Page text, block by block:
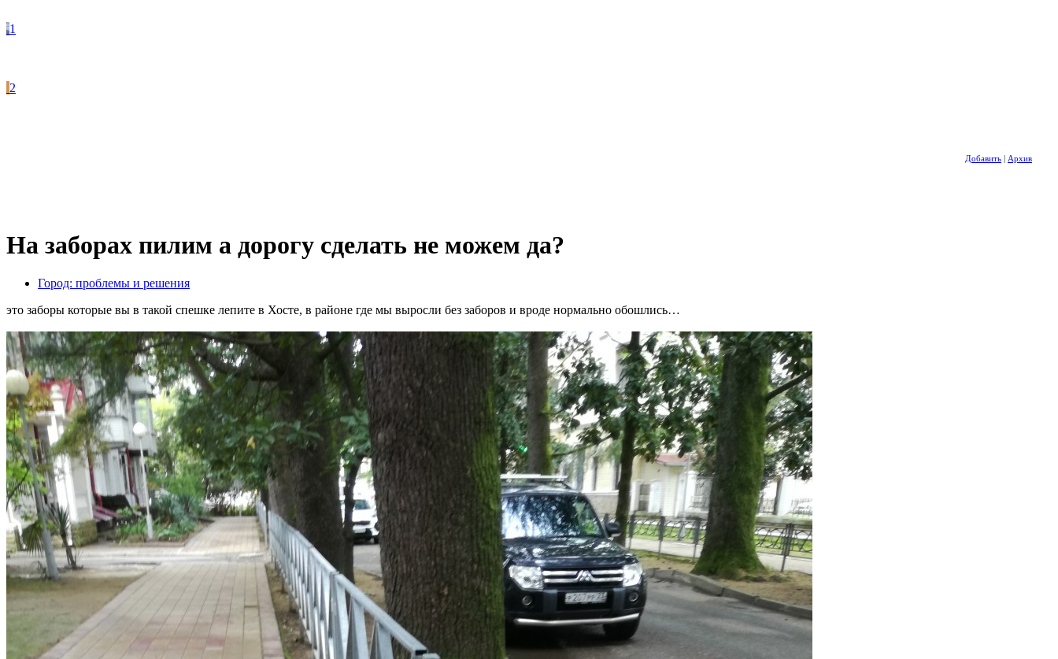
1
2
Добавить Архив
На заборах пилим а дорогу сделать не можем да?
Город: проблемы и решения
это заборы которые вы в такой спешке лепите в Хосте, в районе где мы выросли без заборов и вроде нормально обошлись…